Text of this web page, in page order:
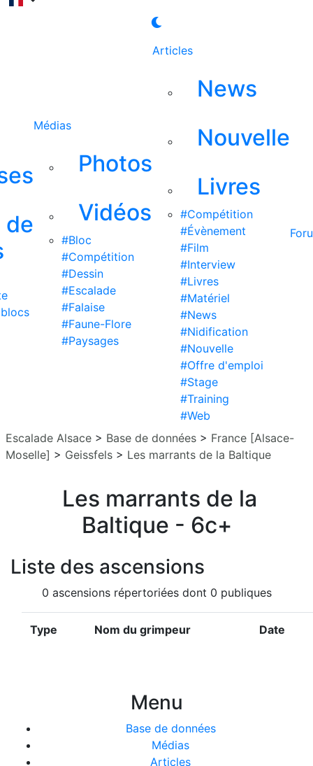
de
Médias
Photos
Vidéos
#Bloc
#Compétition
#Dessin
#Escalade
#Falaise
#Faune-Flore
#Paysages
Articles
News
Nouvelle
Livres
#Compétition
#Évènement
#Film
#Interview
#Livres
#Matériel
#News
#Nidification
#Nouvelle
#Offre d'emploi
#Stage
#Training
#Web
Escalade Alsace > Base de données > France [Alsace-
Moselle] > Geissfels > Les marrants de la Baltique
Les marrants de la
Baltique - 6c+
Liste des ascensions
0 ascensions répertoriées dont 0 publiques
Type Nom du grimpeur Date
Menu
Base de données
Médias
Articles